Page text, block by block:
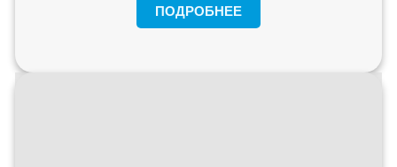
ПОДРОБНЕЕ